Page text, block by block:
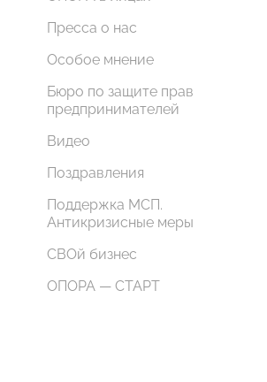
Пресса о нас
Особое мнение
Бюро по защите прав
предпринимателей
Видео
Поздравления
Поддержка МСП.
Антикризисные меры
СВОй бизнес
ОПОРА — СТАРТ